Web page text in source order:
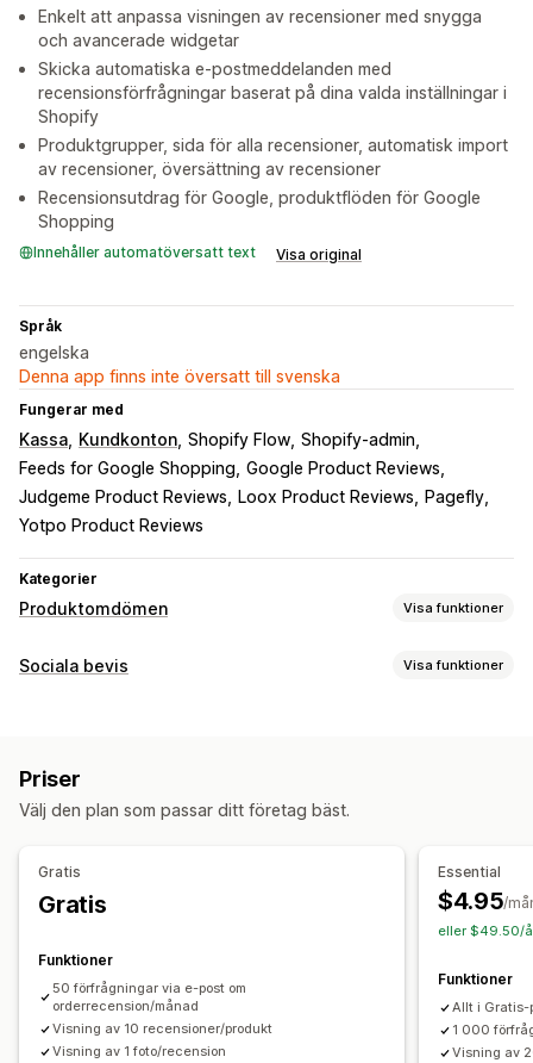
Enkelt att anpassa visningen av recensioner med snygga
och avancerade widgetar
Skicka automatiska e-postmeddelanden med
recensionsförfrågningar baserat på dina valda inställningar i
Shopify
Produktgrupper, sida för alla recensioner, automatisk import
av recensioner, översättning av recensioner
Recensionsutdrag för Google, produktflöden för Google
Shopping
Innehåller automatöversatt text Visa original
Språk
engelska
Denna app finns inte översatt till svenska
Fungerar med
Kassa Kundkonton Shopify Flow Shopify-admin
Feeds for Google Shopping Google Product Reviews
Judgeme Product Reviews
Loox Product Reviews
Pagefly
Yotpo Product Reviews
Kategorier
Produktomdömen Visa funktioner
Visningsalternativ
En sida med alla recensioner
Höjdpunkter från recensioner
Filtrering
Förfrågningar via e-post
Popup-fönster Formulär Kampanjer
Import och export
Migrering av recensioner
Syndikering av recensioner
Automatiseringar Anpassade förfrågningar
Sociala bevis Visa funktioner
Analysverktyg
Priser
Välj den plan som passar ditt företag bäst.
Gratis
Gratis
Funktioner
50 förfrågningar via e-post om
orderrecension/månad
Visning av 10 recensioner/produkt
Visning av 1 foto/recension
Essential
$4.95/
eller $49.50/
Funktioner
Allt i Gratis-
1 000
Visning av